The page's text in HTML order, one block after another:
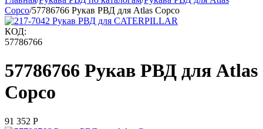
Copco/57786766 Рукав РВД для Atlas Copco
КОД:
57786766
57786766 Рукав РВД для Atlas
Copco
91 352 Р